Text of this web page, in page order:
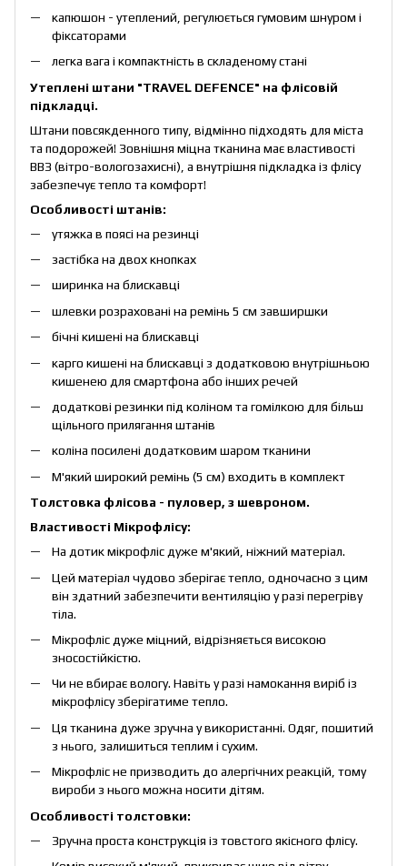
капюшон - утеплений, регулюється гумовим шнуром і
фіксаторами
легка вага і компактність в складеному стані
Утеплені штани "TRAVEL DEFENCE" на флісовій
підкладці.
Штани повсякденного типу, відмінно підходять для міста
та подорожей! Зовнішня міцна тканина має властивості
ВВЗ (вітро-вологозахисні), а внутрішня підкладка із флісу
забезпечує тепло та комфорт!
Особливості штанів:
утяжка в поясі на резинці
застібка на двох кнопках
ширинка на блискавці
шлевки розраховані на ремінь 5 см завширшки
бічні кишені на блискавці
карго кишені на блискавці з додатковою внутрішньою
кишенею для смартфона або інших речей
додаткові резинки під коліном та гомілкою для більш
щільного прилягання штанів
коліна посилені додатковим шаром тканини
М'який широкий ремінь (5 см) входить в комплект
Толстовка флісова - пуловер, з шевроном.
Властивості Мікрофлісу:
На дотик мікрофліс дуже м'який, ніжний матеріал.
Цей матеріал чудово зберігає тепло, одночасно з цим
він здатний забезпечити вентиляцію у разі перегріву
тіла.
Мікрофліс дуже міцний, відрізняється високою
зносостійкістю.
Чи не вбирає вологу. Навіть у разі намокання виріб із
мікрофлісу зберігатиме тепло.
Ця тканина дуже зручна у використанні. Одяг, пошитий
з нього, залишиться теплим і сухим.
Мікрофліс не призводить до алергічних реакцій, тому
вироби з нього можна носити дітям.
Особливості толстовки:
Зручна проста конструкція із товстого якісного флісу.